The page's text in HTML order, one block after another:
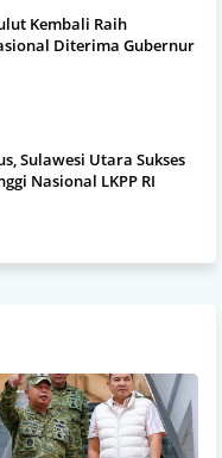
Kembali Raih
Diterima Gubernur
Sulawesi Utara Sukses
Nasional LKPP RI